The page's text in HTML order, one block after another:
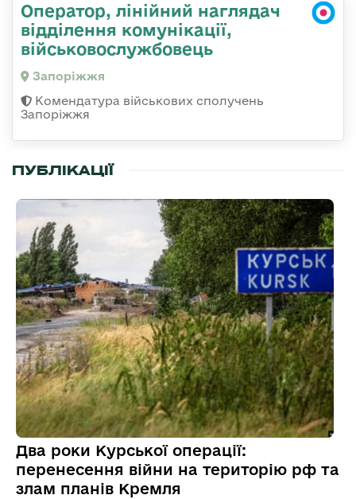
Оператор, лінійний наглядач
відділення комунікації,
військовослужбовець
Запоріжжя
Комендатура військових сполучень
Запоріжжя
ПУБЛІКАЦІЇ
Два роки Курської операції:
перенесення війни на територію рф та
злам планів Кремля